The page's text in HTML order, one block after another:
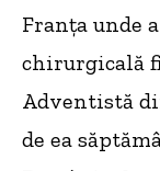
Franța unde
chirurgicală
Adventistă
de ea